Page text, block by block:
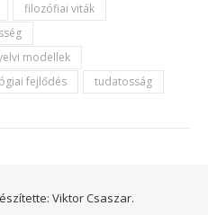
filozófiai viták
modellek
fejlődés tudatosság
Viktor Csaszar.